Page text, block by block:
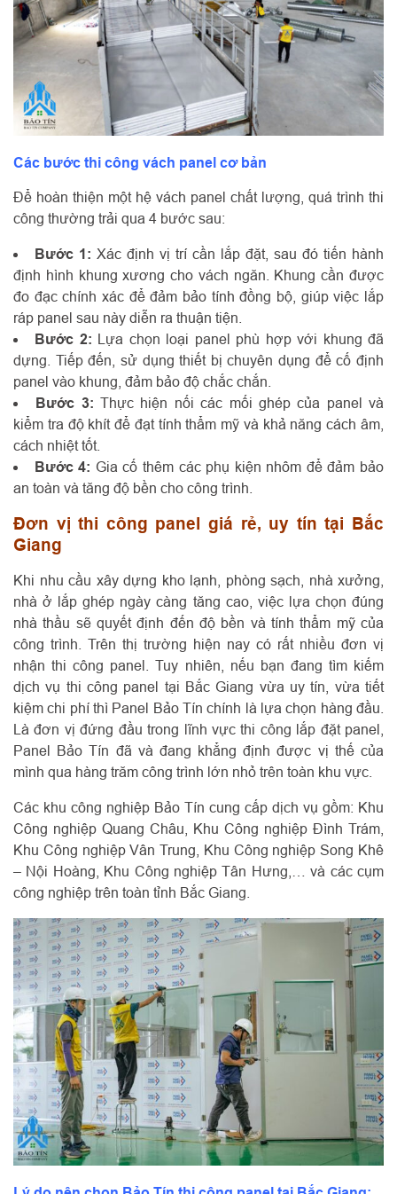
Các bước thi công vách panel cơ bản
Để hoàn thiện một hệ vách panel chất lượng, quá trình thi
công thường trải qua 4 bước sau:
Bước 1: Xác định vị trí cần lắp đặt, sau đó tiến hành
định hình khung xương cho vách ngăn. Khung cần được
đo đạc chính xác để đảm bảo tính đồng bộ, giúp việc lắp
ráp panel sau này diễn ra thuận tiện.
Bước 2: Lựa chọn loại panel phù hợp với khung đã
dựng. Tiếp đến, sử dụng thiết bị chuyên dụng để cố định
panel vào khung, đảm bảo độ chắc chắn.
Bước 3: Thực hiện nối các mối ghép của panel và
kiểm tra độ khít để đạt tính thẩm mỹ và khả năng cách âm,
cách nhiệt tốt.
Bước 4: Gia cố thêm các phụ kiện nhôm để đảm bảo
an toàn và tăng độ bền cho công trình.
Đơn vị thi công panel giá rẻ, uy tín tại Bắc
Giang
Khi nhu cầu xây dựng kho lạnh, phòng sạch, nhà xưởng,
nhà ở lắp ghép ngày càng tăng cao, việc lựa chọn đúng
nhà thầu sẽ quyết định đến độ bền và tính thẩm mỹ của
công trình. Trên thị trường hiện nay có rất nhiều đơn vị
nhận thi công panel. Tuy nhiên, nếu bạn đang tìm kiếm
dịch vụ thi công panel tại Bắc Giang vừa uy tín, vừa tiết
kiệm chi phí thì Panel Bảo Tín chính là lựa chọn hàng đầu.
Là đơn vị đứng đầu trong lĩnh vực thi công lắp đặt panel,
Panel Bảo Tín đã và đang khẳng định được vị thế của
mình qua hàng trăm công trình lớn nhỏ trên toàn khu vực.
Các khu công nghiệp Bảo Tín cung cấp dịch vụ gồm: Khu
Công nghiệp Quang Châu, Khu Công nghiệp Đình Trám,
Khu Công nghiệp Vân Trung, Khu Công nghiệp Song Khê
– Nội Hoàng, Khu Công nghiệp Tân Hưng,… và các cụm
công nghiệp trên toàn tỉnh Bắc Giang.